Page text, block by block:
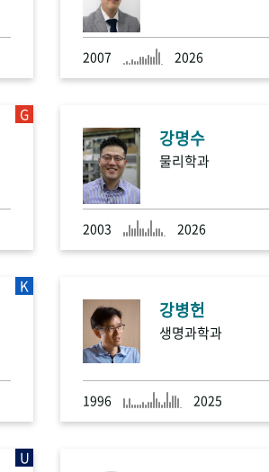
2007 2026
G
강명수
물리학과
2003 2026
K
강병헌
생명과학과
1996 2025
U